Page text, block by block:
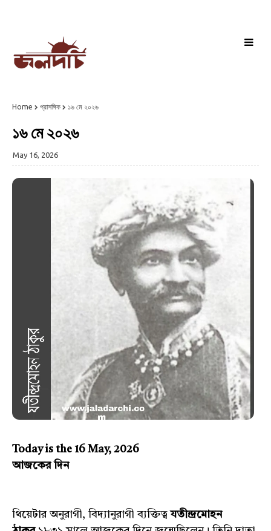
Home প্রাসঙ্গিক ১৬ মে ২০২৬
১৬ মে ২০২৬
May 16, 2026
Today is the 16 May, 2026
আজকের দিন
থিয়েটার অনুরাগী, বিদ্যানুরাগী ব্যক্তিত্বযতীন্দ্রমোহন